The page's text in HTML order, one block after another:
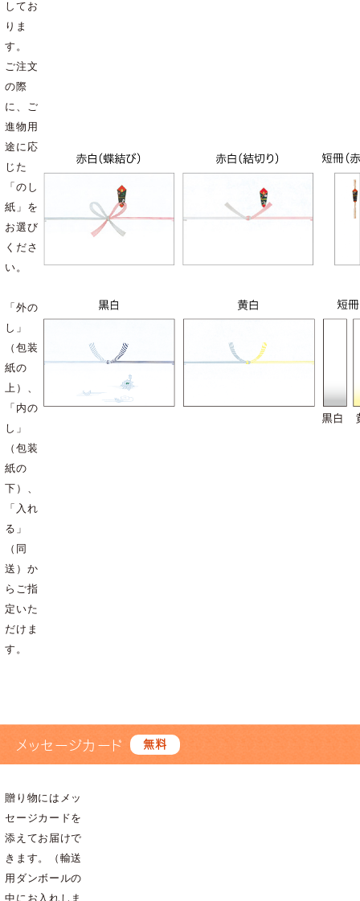
してお
りま
す。
ご注文
の際
に、ご
進物用
途に応
じた
「のし
紙」を
お選び
くださ
い。
「外の
し」
（包装
紙の
上）、
「内の
し」
（包装
紙の
下）、
「入れ
る」
（同
送）か
らご指
定いた
だけま
す。
メッセージカード 無料
贈り物にはメッ
セージカードを
添えてお届けで
きます。（輸送
用ダンボールの
中にお入れしま